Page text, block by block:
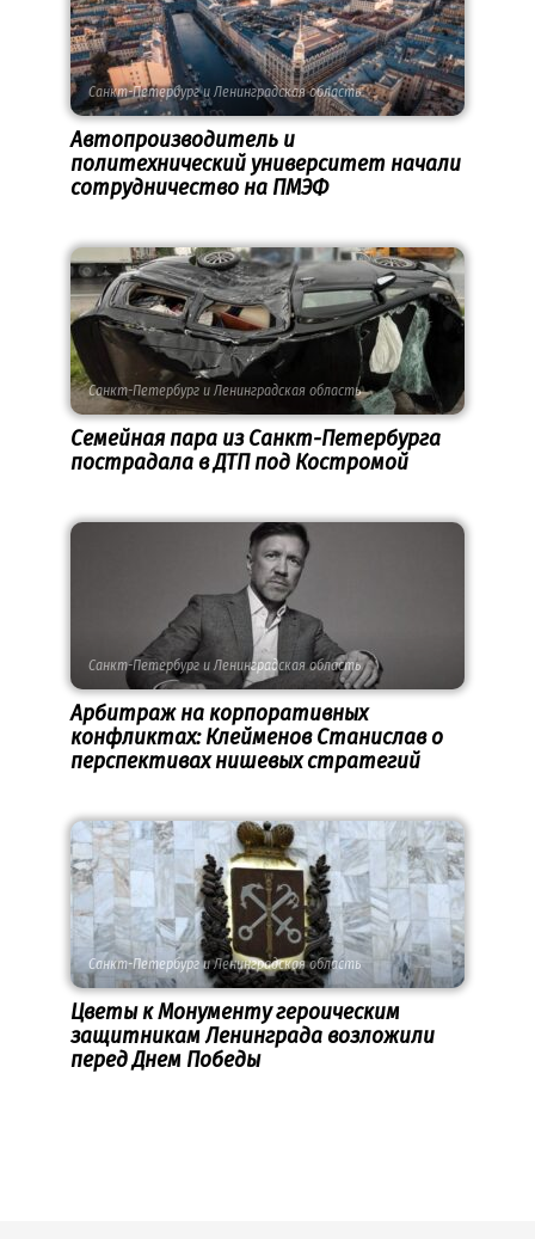
Санкт-Петербург и Ленинградская область
Автопроизводитель и
политехнический университет начали
сотрудничество на ПМЭФ
Санкт-Петербург и Ленинградская область
Семейная пара из Санкт-Петербурга
пострадала в ДТП под Костромой
Санкт-Петербург и Ленинградская область
Арбитраж на корпоративных
конфликтах: Клейменов Станислав о
перспективах нишевых стратегий
Санкт-Петербург и Ленинградская область
Цветы к Монументу героическим
защитникам Ленинграда возложили
перед Днем Победы